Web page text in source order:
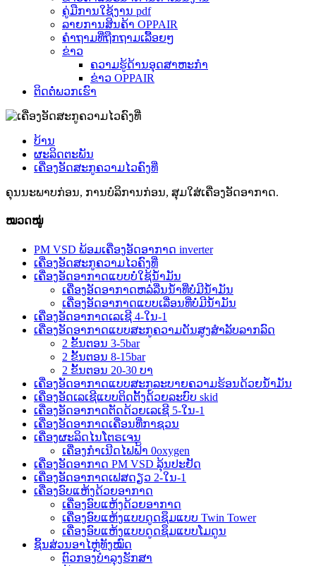
ຄູ່ມືການໃຊ້ງານ pdf
ລາຍການສິນຄ້າ OPPAIR
ຄຳຖາມທີ່ຖືກຖາມເລື້ອຍໆ
ຂ່າວ
ຄວາມຮູ້ດ້ານອຸດສາຫະກໍາ
ຂ່າວ OPPAIR
ຕິດຕໍ່ພວກເຮົາ
ບ້ານ
ຜະລິດຕະພັນ
ເຄື່ອງອັດສະກູຄວາມໄວຄົງທີ່
ຄຸນນະພາບກ່ອນ, ການບໍລິການກ່ອນ, ສຸມໃສ່ເຄື່ອງອັດອາກາດ.
ໝວດໝູ່
PM VSD ພ້ອມເຄື່ອງອັດອາກາດ inverter
ເຄື່ອງອັດສະກູຄວາມໄວຄົງທີ່
ເຄື່ອງອັດອາກາດແບບບໍ່ໃຊ້ນ້ຳມັນ
ເຄື່ອງອັດອາກາດຫລໍ່ລື່ນນ້ຳທີ່ບໍ່ມີນ້ຳມັນ
ເຄື່ອງອັດອາກາດແບບເລື່ອນທີ່ບໍ່ມີນ້ຳມັນ
ເຄື່ອງອັດອາກາດເລເຊີ 4-ໃນ-1
ເຄື່ອງອັດອາກາດແບບສະກູຄວາມດັນສູງສຳລັບລາກລົດ
2 ຂັ້ນຕອນ 3-5bar
2 ຂັ້ນຕອນ 8-15bar
2 ຂັ້ນຕອນ 20-30 ບາ
ເຄື່ອງອັດອາກາດແບບສະກູລະບາຍຄວາມຮ້ອນດ້ວຍນ້ຳມັນ
ເຄື່ອງອັດເລເຊີແບບຕິດຕັ້ງດ້ວຍລະບົບ skid
ເຄື່ອງອັດອາກາດຕັດດ້ວຍເລເຊີ 5-ໃນ-1
ເຄື່ອງອັດອາກາດເຄື່ອນທີ່ກາຊວນ
ເຄື່ອງຜະລິດໄນໂຕຣເຈນ
ເຄື່ອງກຳເນີດໄຟຟ້າ 0oxygen
ເຄື່ອງອັດອາກາດ PM VSD ລຸ້ນປະຢັດ
ເຄື່ອງອັດອາກາດເຟສດຽວ 2-ໃນ-1
ເຄື່ອງອົບແຫ້ງດ້ວຍອາກາດ
ເຄື່ອງອົບແຫ້ງດ້ວຍອາກາດ
ເຄື່ອງອົບແຫ້ງແບບດູດຊຶມແບບ Twin Tower
ເຄື່ອງອົບແຫ້ງແບບດູດຊຶມແບບໂມດູນ
ຊິ້ນສ່ວນອາໄຫຼ່ທັງໝົດ
ຕົວກອງບຳລຸງຮັກສາ